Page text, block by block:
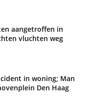
aangetroffen in
vluchten weg
in woning; Man
Den Haag